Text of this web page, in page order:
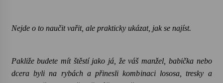
Nejde o to naučit vařit, ale prakticky ukázat, jak se najíst.
Pakliže budete mít štěstí jako já, že váš manžel, babička nebo
dcera byli na rybách a přinesli kombinaci lososa, tresky a